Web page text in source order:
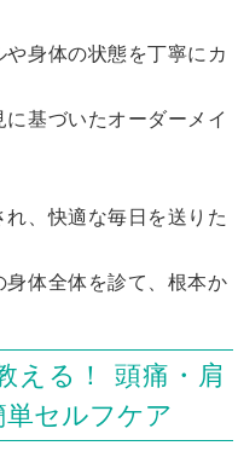
身体の状態を丁寧にカ
基づいたオーダーメイ
、快適な毎日を送りた
体全体を診て、根本か
える！ 頭痛・肩
セルフケア